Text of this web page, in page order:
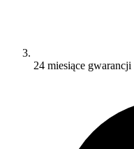
24 miesiące gwarancji